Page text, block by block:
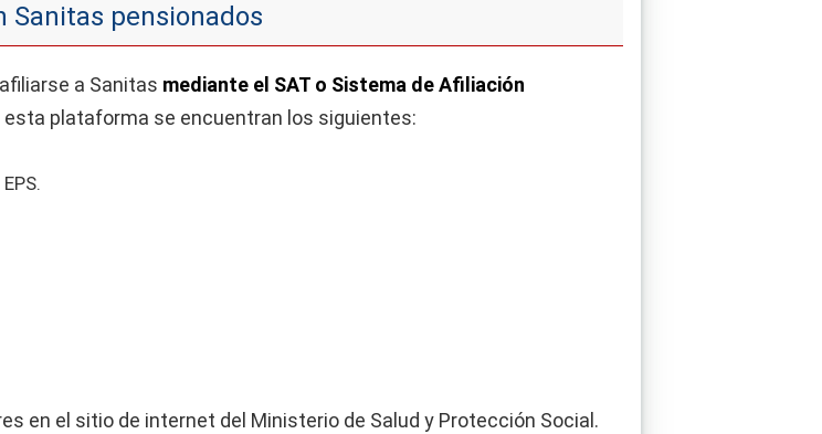
Sanitas pensionados
a Sanitas mediante el SAT o Sistema de Afiliación
plataforma se encuentran los siguientes:
en el sitio de internet del Ministerio de Salud y Protección Social.